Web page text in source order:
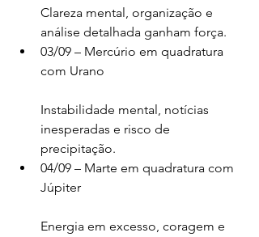
Clareza mental, organização e
análise detalhada ganham força.
03/09 – Mercúrio em quadratura
com Urano
Instabilidade mental, notícias
inesperadas e risco de
precipitação.
04/09 – Marte em quadratura com
Júpiter
Energia em excesso, coragem e